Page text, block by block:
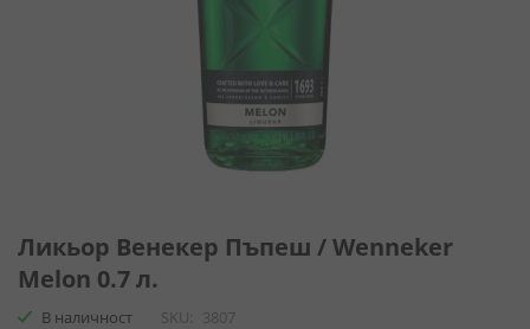
към
началото
на
галерия
Ликьор Венекер Пъпеш / Wenneker
Melon 0.7 л.
В наличност SKU
3807